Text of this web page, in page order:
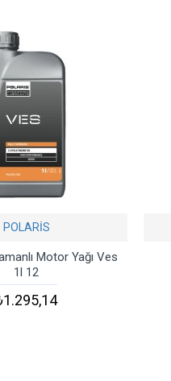
POLARİS
Motor Yağı Ves
1l 12